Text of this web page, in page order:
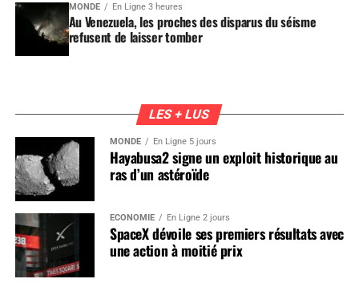
MONDE En Ligne 3 heures
Au Venezuela, les proches des disparus du séisme
refusent de laisser tomber
LES + LUS
MONDE En Ligne 5 jours
Hayabusa2 signe un exploit historique au
ras d’un astéroïde
ÉCONOMIE En Ligne 2 jours
SpaceX dévoile ses premiers résultats avec
une action à moitié prix